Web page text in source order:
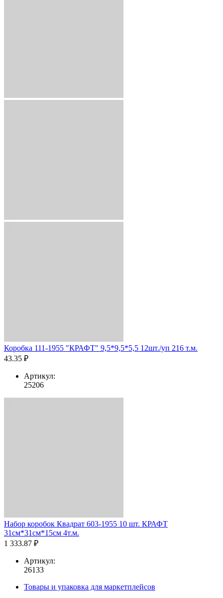
Коробка 111-1955 "КРАФТ" 9,5*9,5*5,5 12шт./уп 216 т.м.
43.35 ₽
Артикул:
25206
Набор коробок Квадрат 603-1955 10 шт. КРАФТ
31см*31см*15см 4т.м.
1 333.87 ₽
Артикул:
26133
Товары и упаковка для маркетплейсов